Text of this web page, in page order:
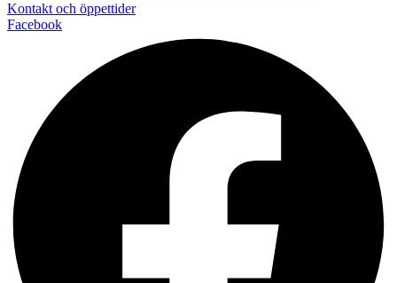
Kontakt och öppettider
Facebook